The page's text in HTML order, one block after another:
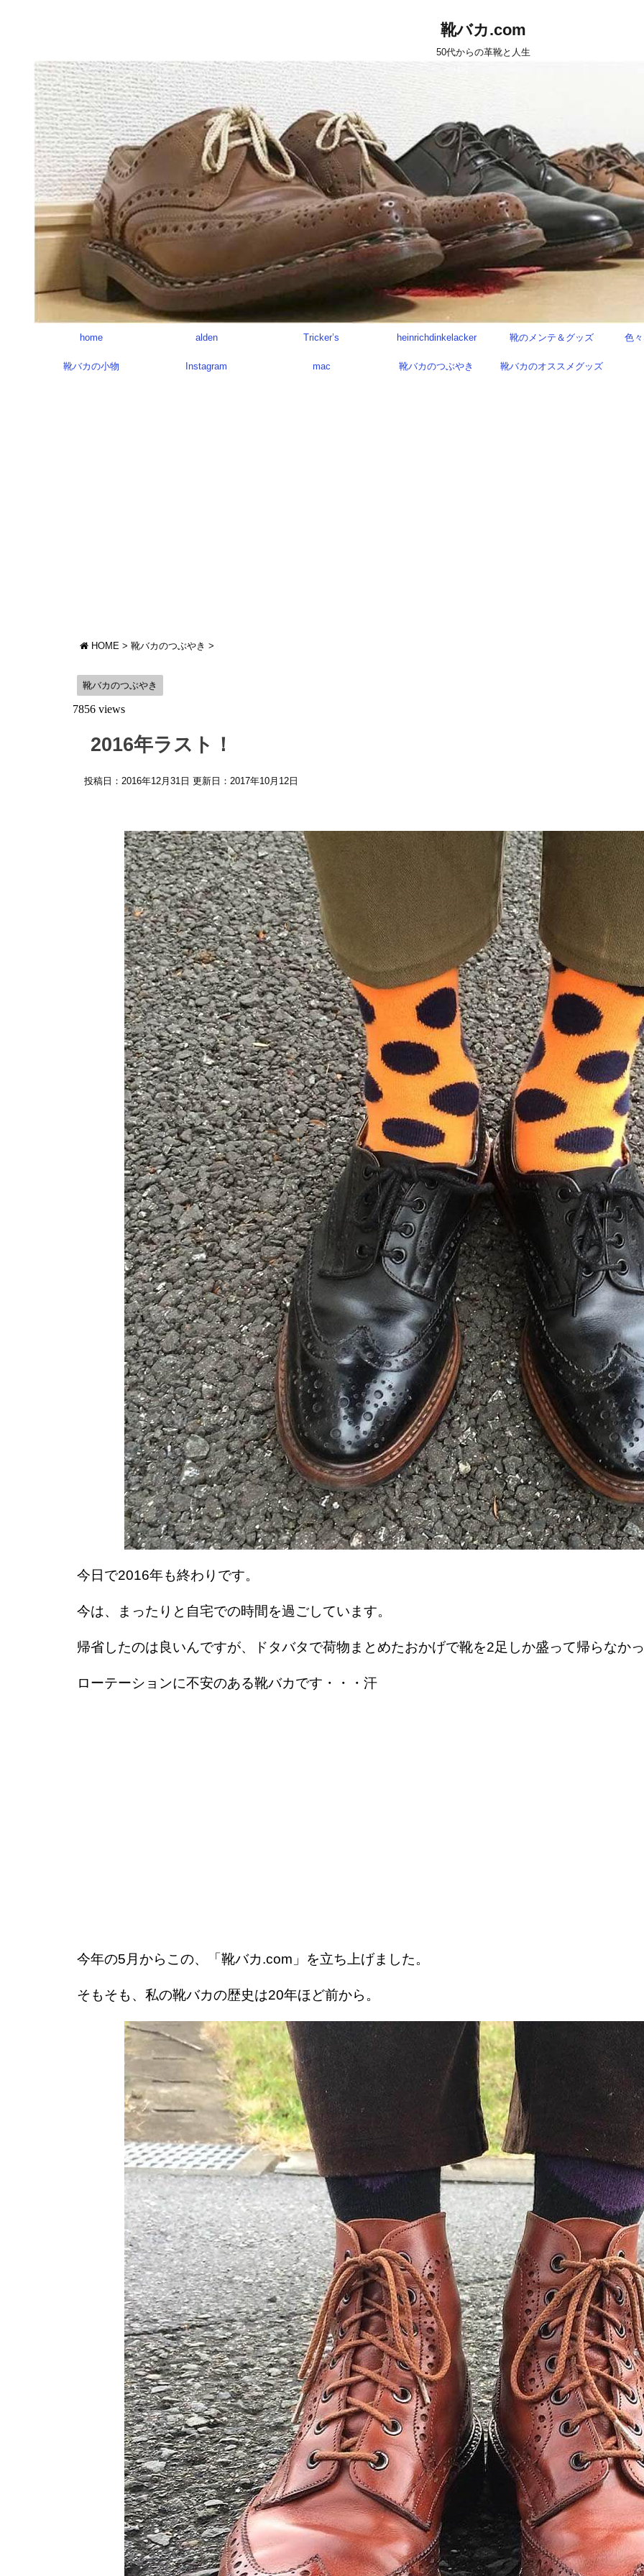
靴バカ.com
50代からの革靴と人生
home alden Tricker’s heinrichdinkelacker 靴のメンテ＆グッズ 色
靴バカの小物 Instagram mac 靴バカのつぶやき 靴バカのオススメグッズ
HOME > 靴バカのつぶやき >
靴バカのつぶやき
7856 views
2016年ラスト！
投稿日：2016年12月31日 更新日： 2017年10月12日
今日で2016年も終わりです。
今は、まったりと自宅での時間を過ごしています。
帰省したのは良いんですが、ドタバタで荷物まとめたおかげで靴を2足しか盛って帰らなか
ローテーションに不安のある靴バカです・・・汗
今年の5月からこの、「靴バカ.com」を立ち上げました。
そもそも、私の靴バカの歴史は20年ほど前から。